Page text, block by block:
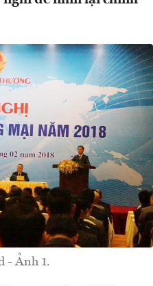
- Ảnh 1.